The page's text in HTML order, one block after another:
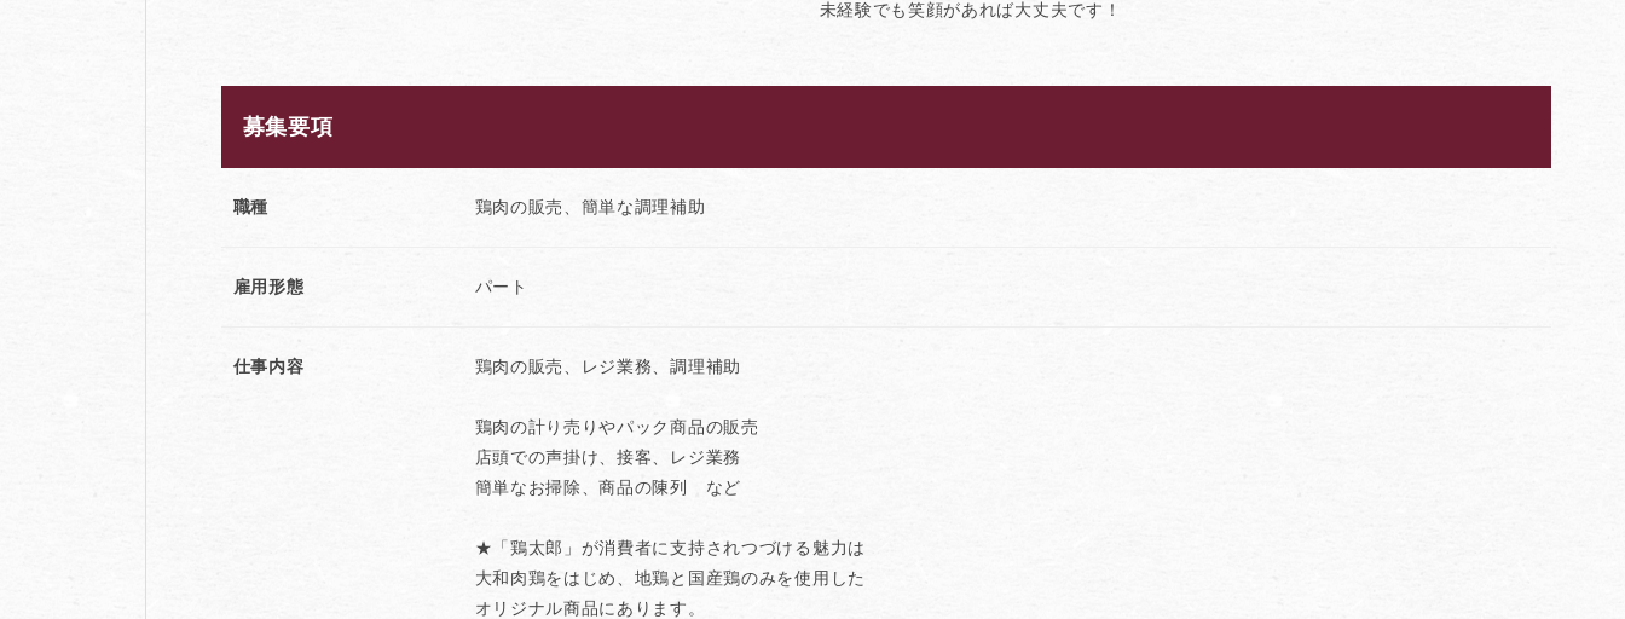
未経験でも笑顔があれば大丈夫です！
募集要項
職種 鶏肉の販売、簡単な調理補助
雇用形態 パート
仕事内容 鶏肉の販売、レジ業務、調理補助
鶏肉の計り売りやパック商品の販売
店頭での声掛け、接客、レジ業務
簡単なお掃除、商品の陳列 など
★「鶏太郎」が消費者に支持されつづける魅力は
大和肉鶏をはじめ、地鶏と国産鶏のみを使用した
オリジナル商品にあります。